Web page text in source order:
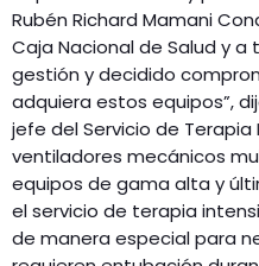
Rubén Richard Mamani
Caja Nacional de Salud y
gestión y decidido
adquiera estos equipos”,
jefe del Servicio de
ventiladores mecánicos
equipos de gama alta y
el servicio de terapia
de manera especial para